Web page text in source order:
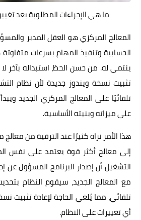
ما هي الإجراءات المطلوبة بعد
المعالج المركزي هو العقل المدبر
الحسابية وتنفيذ المهام بسرعات
ينتمي له. من حسن الحظ، استبداله بآخر لا
تثبيت نسخة ويندوز جديدة لأن نظام
تلقائيًا على المعالج المركزي الجديد
على ميزاته وبنيته الأساسية.
هذا الأمر نراه كثيرًا عند الترقية من
إلى معالج أكثر قوة يعتمد على نفس
التشغيل أن إصدار البرنامج المسؤول عن
مع المعالج الجديد، سيقوم النظام
تلقائي، مما يُلغي الحاجة لإعادة تثبيت
أي تغييرات على النظام.